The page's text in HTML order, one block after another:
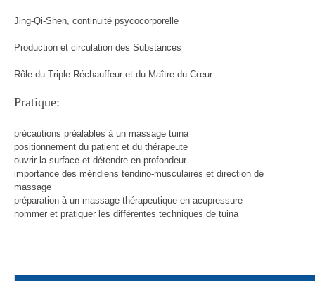
Jing-Qi-Shen, continuité psycocorporelle
Production et circulation des Substances
Rôle du Triple Réchauffeur et du Maître du Cœur
Pratique:
précautions préalables à un massage tuina
positionnement du patient et du thérapeute
ouvrir la surface et détendre en profondeur
importance des méridiens tendino-musculaires et direction de
massage
préparation à un massage thérapeutique en acupressure
nommer et pratiquer les différentes techniques de tuina